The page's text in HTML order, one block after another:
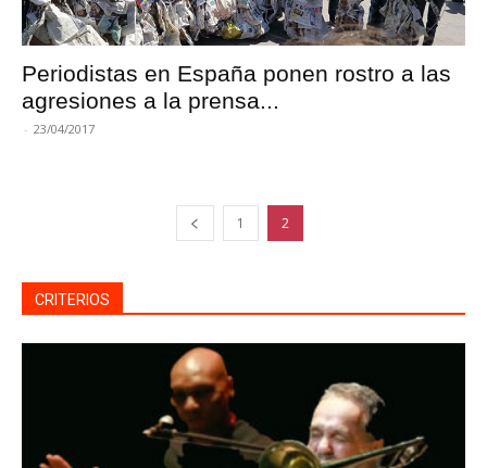
Periodistas en España ponen rostro a las
agresiones a la prensa...
- 23/04/2017
1 2
CRITERIOS